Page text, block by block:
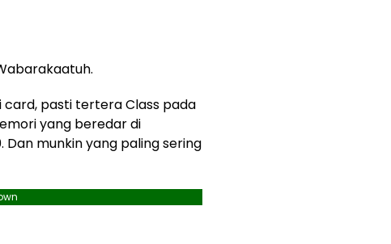
pasti tertera Class pada
yang beredar di
Dan munkin yang paling sering